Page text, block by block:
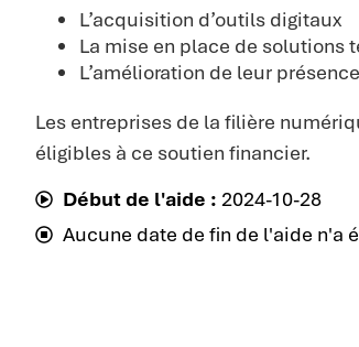
L’acquisition d’outils digitaux
La mise en place de solutions
L’amélioration de leur
Les entreprises de la filière
éligibles à ce soutien financier.
Début de l'aide : 2024-10-28
Aucune date de fin de l'aide n'a